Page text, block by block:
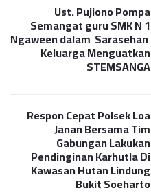
Ust. Pujiono Pompa
Semangat guru SMK N 1
Ngaween dalam Sarasehan
Keluarga Menguatkan
STEMSANGA
Respon Cepat Polsek Loa
Janan Bersama Tim
Gabungan Lakukan
Pendinginan Karhutla Di
Kawasan Hutan Lindung
Bukit Soeharto